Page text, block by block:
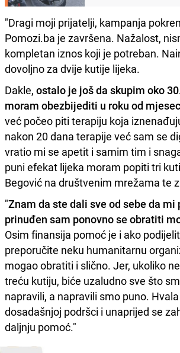
"Dragi moji prijatelji, kampanja
Pomozi.ba je završena. Nažalost,
kompletan iznos koji je potreban.
dovoljno za dvije kutije lijeka.
Dakle, ostalo je još da skupim oko
moram obezbijediti u roku od
već počeo piti terapiju koja
nakon 20 dana terapije već sam se
vratio mi se apetit i samim tim i
puni efekat lijeka moram popiti tri
Begović na društvenim mrežama te
"Znam da ste dali sve od sebe da mi
prinuđen sam ponovno se obratiti
Osim finansija pomoć je i ako
preporučite neku humanitarnu
mogao obratiti i slično. Jer, ukoliko
treću kutiju, biće uzaludno sve što
napravili, a napravili smo puno.
dosadašnjoj podršci i unaprijed se
daljnju pomoć."